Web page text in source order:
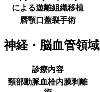
による遊離組織移植
唇顎口蓋裂手術
神経・脳血管領域
診療内容
頸部動脈血栓内膜剥離